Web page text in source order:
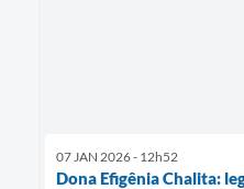
07 JAN 2026 - 12h52
Dona Efigênia Chalita: